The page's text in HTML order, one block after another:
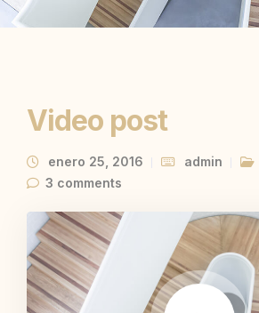
Video post
enero 25, 2016 admin
3 comments